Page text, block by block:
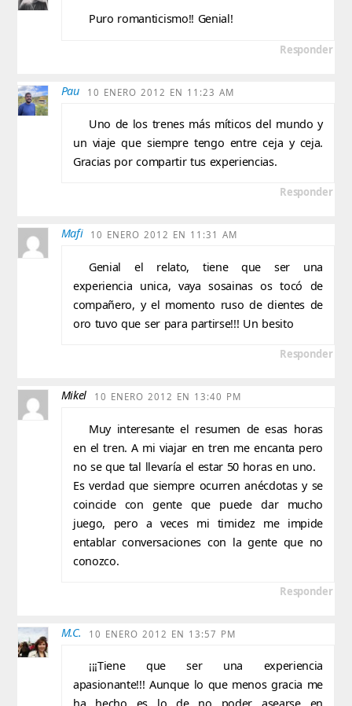
Puro romanticismo!! Genial!
Responder
Pau 10 ENERO 2012 EN 11:23 AM
Uno de los trenes más míticos del mundo y
un viaje que siempre tengo entre ceja y ceja.
Gracias por compartir tus experiencias.
Responder
Mafi 10 ENERO 2012 EN 11:31 AM
Genial el relato, tiene que ser una
experiencia unica, vaya sosainas os tocó de
compañero, y el momento ruso de dientes de
oro tuvo que ser para partirse!!! Un besito
Responder
Mikel 10 ENERO 2012 EN 13:40 PM
Muy interesante el resumen de esas horas
en el tren. A mi viajar en tren me encanta pero
no se que tal llevaría el estar 50 horas en uno.
Es verdad que siempre ocurren anécdotas y se
coincide con gente que puede dar mucho
juego, pero a veces mi timidez me impide
entablar conversaciones con la gente que no
conozco.
Responder
M.C. 10 ENERO 2012 EN 13:57 PM
¡¡¡Tiene que ser una experiencia
apasionante!!! Aunque lo que menos gracia me